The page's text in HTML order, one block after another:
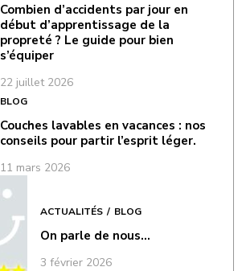
Combien d’accidents par jour en
début d’apprentissage de la
propreté ? Le guide pour bien
s’équiper
22 juillet 2026
BLOG
Couches lavables en vacances : nos
conseils pour partir l’esprit léger.
11 mars 2026
ACTUALITÉS BLOG
On parle de nous…
3 février 2026